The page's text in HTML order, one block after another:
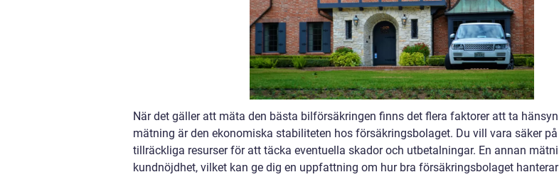
När det gäller att mäta den bästa bilförsäkringen finns det flera faktorer att ta
mätning är den ekonomiska stabiliteten hos försäkringsbolaget. Du vill vara säker
tillräckliga resurser för att täcka eventuella skador och utbetalningar. En annan
kundnöjdhet, vilket kan ge dig en uppfattning om hur bra försäkringsbolaget